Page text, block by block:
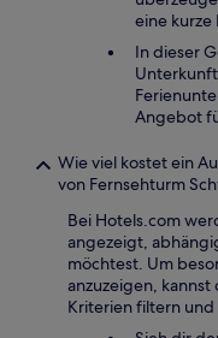
eine
In dieser
Angebot
Wie viel kostet ein
von Fernsehturm
Bei Hotels.com
angezeigt,
möchtest. Um
anzuzeigen,
Kriterien filtern und